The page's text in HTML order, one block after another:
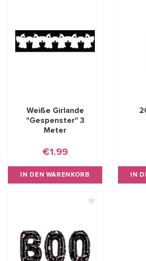
Weiße Girlande
"Gespenster" 3
Meter
€1.99
IN DEN WARENKORB IN